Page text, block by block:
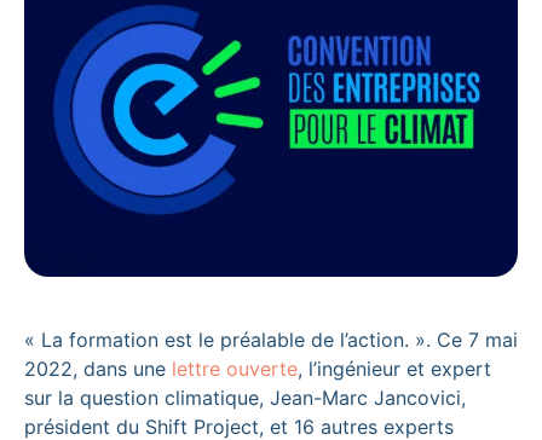
« La formation est le préalable de l’action. ». Ce 7 mai
2022, dans une lettre ouverte, l’ingénieur et expert
sur la question climatique, Jean-Marc Jancovici,
président du Shift Project, et 16 autres experts